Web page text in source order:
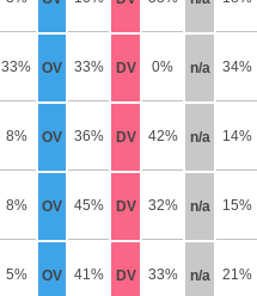
33% OV 33% DV 0% n/a 34%
8% OV 36% DV 42% n/a 14%
8% OV 45% DV 32% n/a 15%
5% OV 41% DV 33% n/a 21%